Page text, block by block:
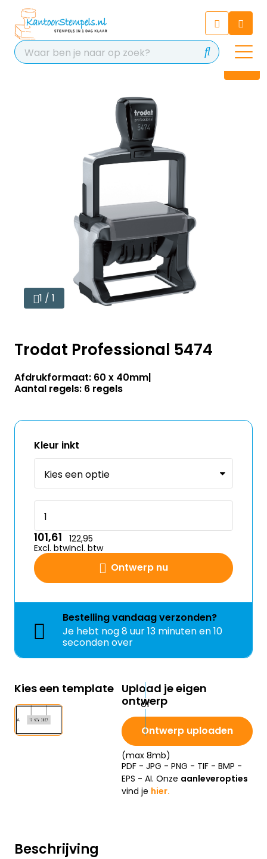
Chat 24/7 met onze chatbot
voor hulp
Contact
Beschrijving
1 / 1
Trodat Professional 5474
Afdrukformaat: 60 x 40mm
Aantal regels: 6 regels
Kleur inkt
Ontwerp nu
101,61
Excl. btw
122,95
Incl. btw
Bestellingvandaagverzonden?
Je hebt nog8 uur 13 minuten en 10
seconden over
Kies een template Upload je eigen
ontwerp
Ontwerp uploaden
(max 8mb)
PDF - JPG - PNG - TIF - BMP -
EPS - AI. Onze aanleveropties
vind je hier.